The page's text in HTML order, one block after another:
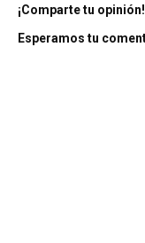
¡Comparte tu opinión!
Esperamos tu